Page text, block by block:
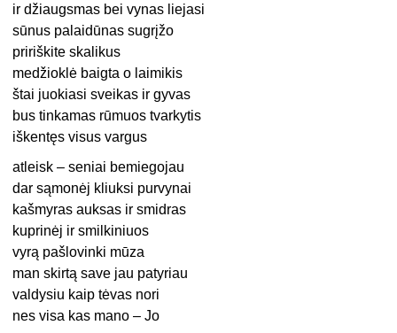
ir džiaugsmas bei vynas liejasi
sūnus palaidūnas sugrįžo
pririškite skalikus
medžioklė baigta o laimikis
štai juokiasi sveikas ir gyvas
bus tinkamas rūmuos tvarkytis
iškentęs visus vargus
atleisk – seniai bemiegojau
dar sąmonėj kliuksi purvynai
kašmyras auksas ir smidras
kuprinėj ir smilkiniuos
vyrą pašlovinki mūza
man skirtą save jau patyriau
valdysiu kaip tėvas nori
nes visa kas mano – Jo